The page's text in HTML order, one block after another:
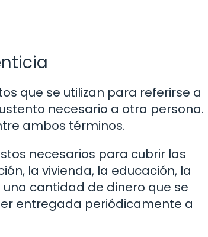
que se utilizan para referirse a
necesario a otra persona.
ambos términos.
necesarios para cubrir las
la vivienda, la educación, la
cantidad de dinero que se
entregada periódicamente a